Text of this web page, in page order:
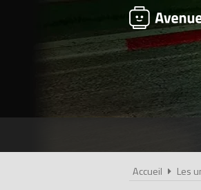
Accueil Les